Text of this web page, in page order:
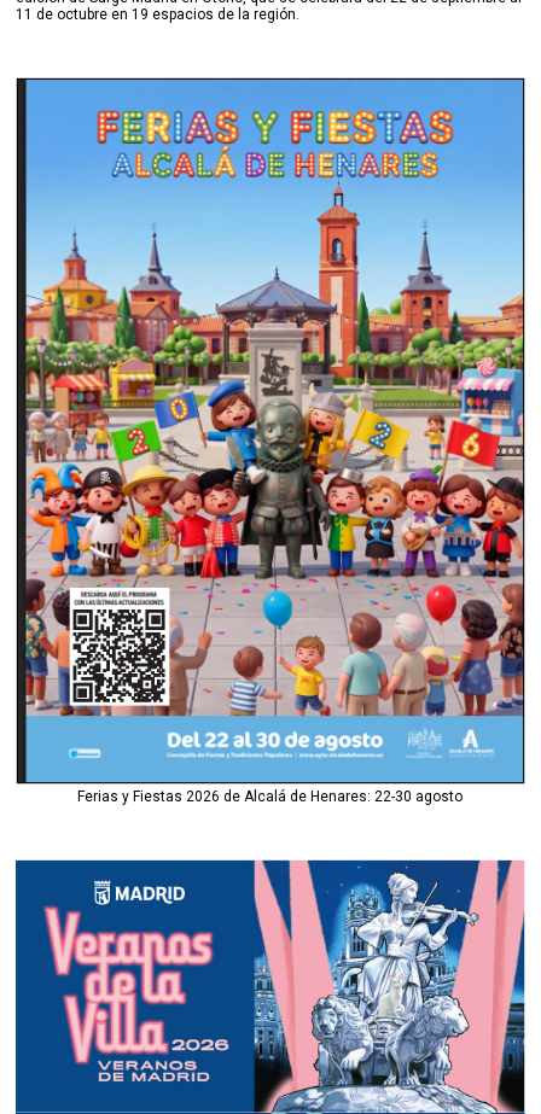
11 de octubre en 19 espacios de la región.
Ferias y Fiestas 2026 de Alcalá de Henares: 22-30 agosto